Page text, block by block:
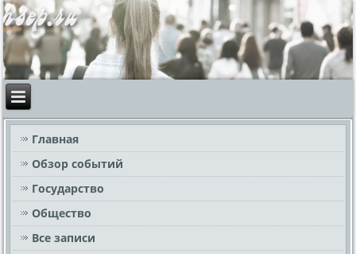
Главная
Обзор событий
Государство
Общество
Все записи